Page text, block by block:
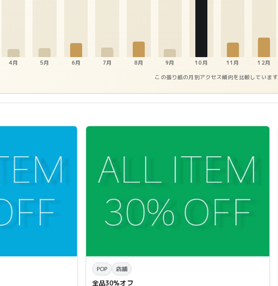
4月 5月 6月 7月 8月 9月 10月 11月 12月
この張り紙の月別アクセス傾向を比較しています
POP 店舗
全品30%オフ